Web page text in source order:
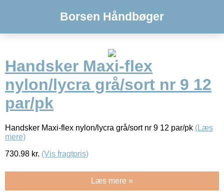
Borsen Håndbøger
Handsker Maxi-flex
nylon/lycra grå/sort nr 9 12
par/pk
Handsker Maxi-flex nylon/lycra grå/sort nr 9 12 par/pk (Læs
mere)
730.98 kr. (Vis fragtpris)
Læs mere »